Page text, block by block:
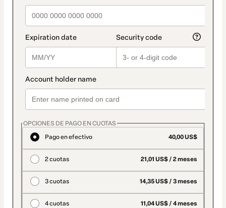
OPCIONES DE PAGO EN CUOTAS
Pago en efectivo
40,00 US$
2 cuotas 21,01 US$ / 2 meses
3 cuotas 14,35 US$ / 3 meses
4 cuotas 11,04 US$ / 4 meses